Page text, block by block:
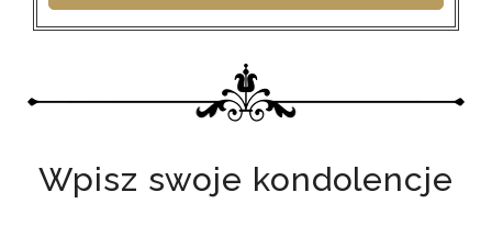
Wpisz swoje kondolencje